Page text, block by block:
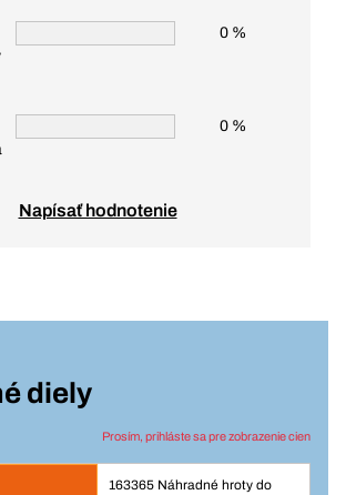
0 %
0 %
Napísať hodnotenie
diely
Prosím, prihláste sa pre zobrazenie cien
163365 Náhradné hroty do